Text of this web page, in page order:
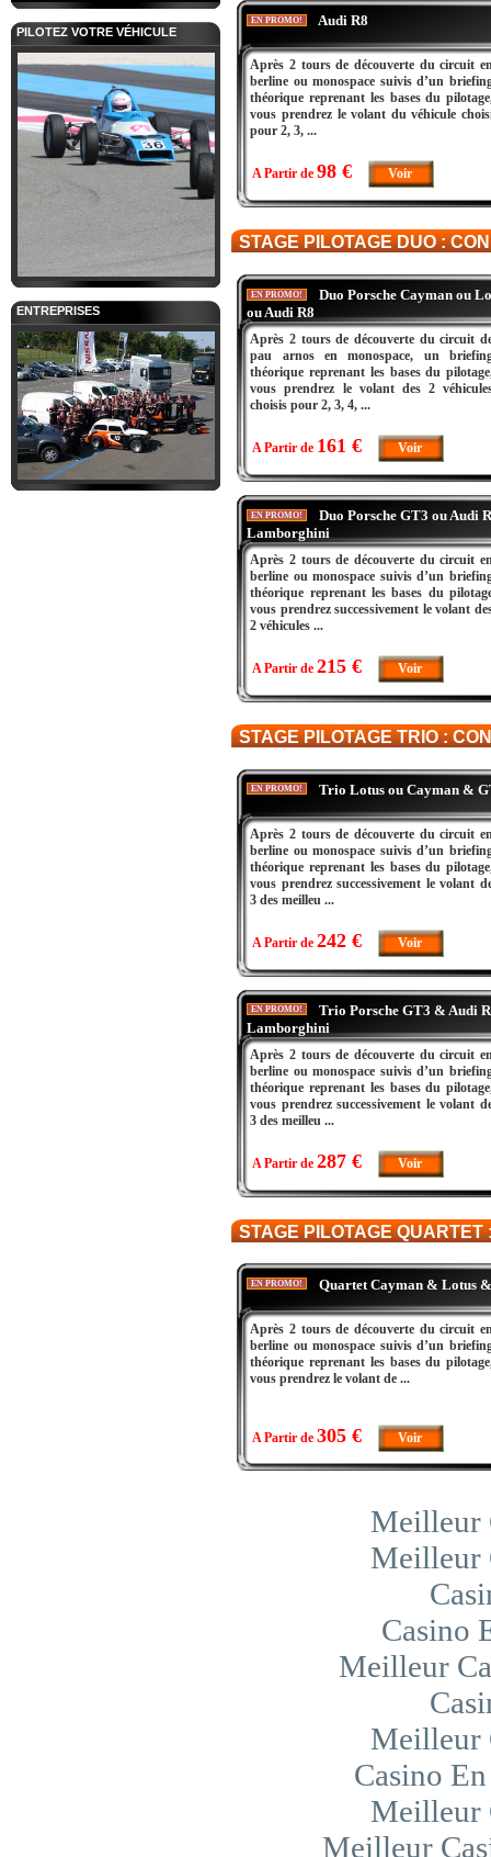
PILOTEZ VOTRE VÉHICULE
ENTREPRISES
EN PROMO! Audi R8
Après 2 tours de découverte du circuit
berline ou monospace suivis d’un
théorique reprenant les bases du
vous prendrez le volant du véhicule
pour 2, 3, ...
A Partir de 98 € Voir
STAGE PILOTAGE DUO :
EN PROMO!
Duo Porsche Cayman ou
ou Audi R8
Après 2 tours de découverte du circuit
pau arnos en monospace, un
théorique reprenant les bases du
vous prendrez le volant des 2
choisis pour 2, 3, 4, ...
A Partir de 161 € Voir
EN PROMO!
Duo Porsche GT3 ou Audi
Lamborghini
Après 2 tours de découverte du circuit
berline ou monospace suivis d’un
théorique reprenant les bases du
vous prendrez successivement le volant
2 véhicules ...
A Partir de 215 € Voir
STAGE PILOTAGE TRIO :
EN PROMO! Trio Lotus ou Cayman &
Après 2 tours de découverte du circuit
berline ou monospace suivis d’un
théorique reprenant les bases du
vous prendrez successivement le volant
3 des meilleu ...
A Partir de 242 € Voir
EN PROMO!
Trio Porsche GT3 & Audi
Lamborghini
Après 2 tours de découverte du circuit
berline ou monospace suivis d’un
théorique reprenant les bases du
vous prendrez successivement le volant
3 des meilleu ...
A Partir de 287 € Voir
STAGE PILOTAGE
EN PROMO! Quartet Cayman & Lotus
Après 2 tours de découverte du circuit
berline ou monospace suivis d’un
théorique reprenant les bases du
vous prendrez le volant de ...
A Partir de 305 € Voir
Meilleur
Meilleur
Casino
Meilleur
Meilleur
Casino
Meilleur
Meilleur